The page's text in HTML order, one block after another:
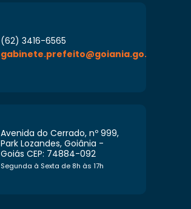
(62) 3416-6565
gabinete.prefeito@goiania.go.gov.br
Avenida do Cerrado, nº 999,
Park Lozandes, Goiânia -
Goiás CEP: 74884-092
Segunda à Sexta de 8h às 17h